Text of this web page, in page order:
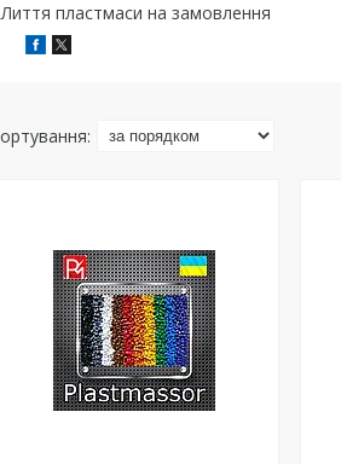
Лиття пластмаси на замовлення